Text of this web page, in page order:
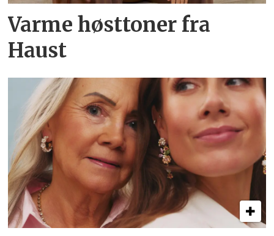
Varme høsttoner fra
Haust